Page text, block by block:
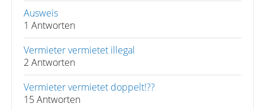
Ausweis
1 Antworten
Vermieter vermietet illegal
2 Antworten
Vermieter vermietet doppelt!??
15 Antworten